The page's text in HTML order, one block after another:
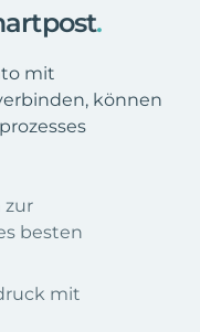
.
mit
können
zur
besten
mit